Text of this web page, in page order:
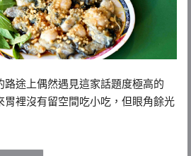
路途上偶然遇見這家話題度極高的
胃裡沒有留空間吃小吃，但眼角餘光